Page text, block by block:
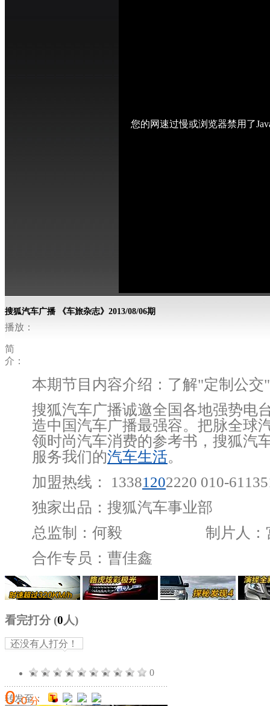
您的网速过慢或浏览器禁用了
搜狐汽车广播 《车旅杂志》2013/08/06期
播放：
简
介：
本期节目内容介绍：了解"定制公交
搜狐汽车广播诚邀全国各地强势电
造中国汽车广播最强容。把脉全球
领时尚汽车消费的参考书，搜狐汽
服务我们的汽车生活。
加盟热线： 13381202220 010-
独家出品：搜狐汽车事业部
总监制：何毅 制片人：
合作专员：曹佳鑫
看完打分 (0人)
还没有人打分！
0
0.0 分
转发至：